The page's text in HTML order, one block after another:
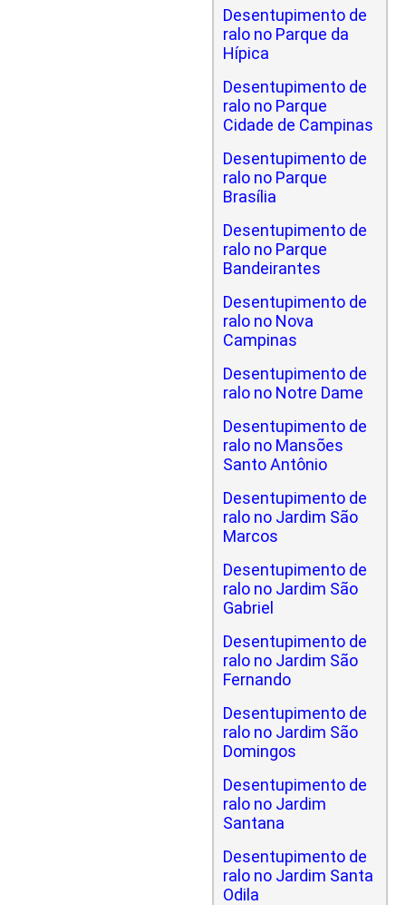
Desentupimento de
ralo no Parque da
Hípica
Desentupimento de
ralo no Parque
Cidade de Campinas
Desentupimento de
ralo no Parque
Brasília
Desentupimento de
ralo no Parque
Bandeirantes
Desentupimento de
ralo no Nova
Campinas
Desentupimento de
ralo no Notre Dame
Desentupimento de
ralo no Mansões
Santo Antônio
Desentupimento de
ralo no Jardim São
Marcos
Desentupimento de
ralo no Jardim São
Gabriel
Desentupimento de
ralo no Jardim São
Fernando
Desentupimento de
ralo no Jardim São
Domingos
Desentupimento de
ralo no Jardim
Santana
Desentupimento de
ralo no Jardim Santa
Odila